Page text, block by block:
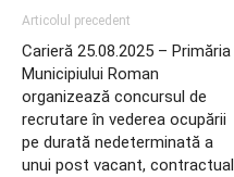
Articolul precedent
Carieră 25.08.2025 – Primăria
Municipiului Roman
organizează concursul de
recrutare în vederea ocupării
pe durată nedeterminată a
unui post vacant, contractual